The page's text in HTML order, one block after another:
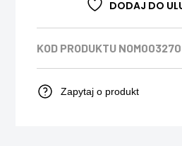
DODAJ DO
KOD PRODUKTU NOM003270
Zapytaj o produkt